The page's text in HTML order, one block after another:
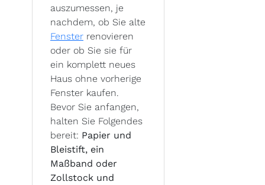
auszumessen, je
nachdem, ob Sie alte
Fenster renovieren
oder ob Sie sie für
ein komplett neues
Haus ohne vorherige
Fenster kaufen.
Bevor Sie anfangen,
halten Sie Folgendes
bereit: Papier und
Bleistift, ein
Maßband oder
Zollstock und